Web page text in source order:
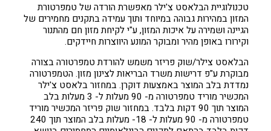
טכנולוגיית הבלאסט צ'ילר מאפשרת הורדה של טמפרטורת
המזון במהירות גבוהה במיוחד ותוך עמידה בתקנים מחמירים של
הגיינה ושמירה על איכות המזון, ע"י לקיחת מזון חם מהתנור
וקירורו באופן מהיר ומבוקר המונע היווצרות חיידקים.
הבלאסט צילר/שוק פריזר משמש להורדת טמפרטורה בצורה
מבוקרת ע"פ דרישות משרד הבריאות לצינון מזון. הטמפרטורה
נמדדת בלב המוצר באמצעות דוקרן. במחזור בלאסט צ'ילר
המכשיר מוריד טמפרטורה מ- 90 מעלות ל- 3 מעלות בלב
המוצר תוך 90 דקות בלבד. במחזור שוק פריזר המכשיר מוריד
טמפרטורה מ- 90 מעלות ל- 18- מעלות בלב המוצר תוך 240